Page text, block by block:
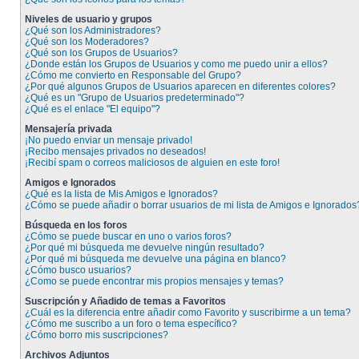
Niveles de usuario y grupos
¿Qué son los Administradores?
¿Qué son los Moderadores?
¿Qué son los Grupos de Usuarios?
¿Donde están los Grupos de Usuarios y como me puedo unir a ellos?
¿Cómo me convierto en Responsable del Grupo?
¿Por qué algunos Grupos de Usuarios aparecen en diferentes colores?
¿Qué es un "Grupo de Usuarios predeterminado"?
¿Qué es el enlace "El equipo"?
Mensajería privada
¡No puedo enviar un mensaje privado!
¡Recibo mensajes privados no deseados!
¡Recibí spam o correos maliciosos de alguien en este foro!
Amigos e Ignorados
¿Qué es la lista de Mis Amigos e Ignorados?
¿Cómo se puede añadir o borrar usuarios de mi lista de Amigos e
Búsqueda en los foros
¿Cómo se puede buscar en uno o varios foros?
¿Por qué mi búsqueda me devuelve ningún resultado?
¿Por qué mi búsqueda me devuelve una página en blanco?
¿Cómo busco usuarios?
¿Como se puede encontrar mis propios mensajes y temas?
Suscripción y Añadido de temas a Favoritos
¿Cuál es la diferencia entre añadir como Favorito y suscribirme a un tema?
¿Cómo me suscribo a un foro o tema específico?
¿Cómo borro mis suscripciones?
Archivos Adjuntos